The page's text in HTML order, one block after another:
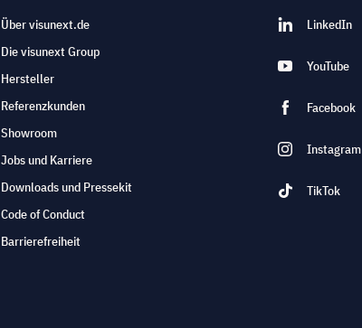
Über visunext.de
Die visunext Group
Hersteller
Referenzkunden
Showroom
Jobs und Karriere
Downloads und Pressekit
Code of Conduct
Barrierefreiheit
LinkedIn
YouTube
Facebook
Instagram
TikTok